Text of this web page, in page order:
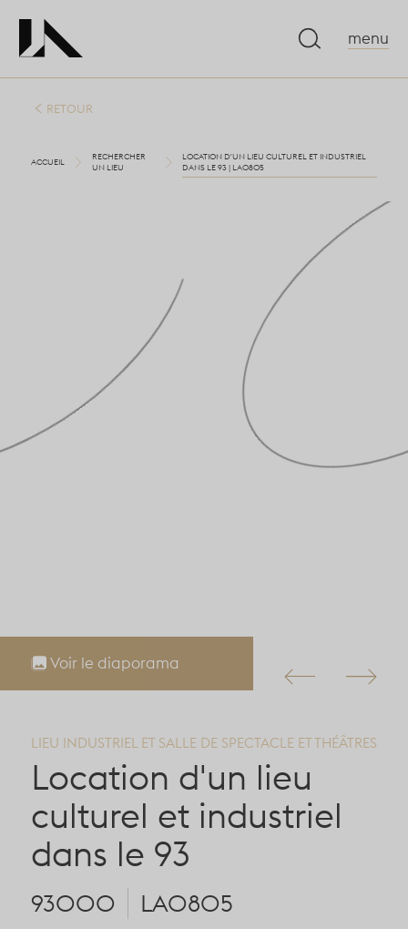
menu
Voir le diaporama
RETOUR
ACCUEIL
RECHERCHER
UN LIEU
LOCATION D'UN LIEU CULTUREL ET INDUSTRIEL
DANS LE 93 | LA0805
LIEU INDUSTRIEL ET SALLE DE SPECTACLE ET THÉÂTRES
Location d'un lieu
culturel et industriel
dans le 93
93000 LA0805